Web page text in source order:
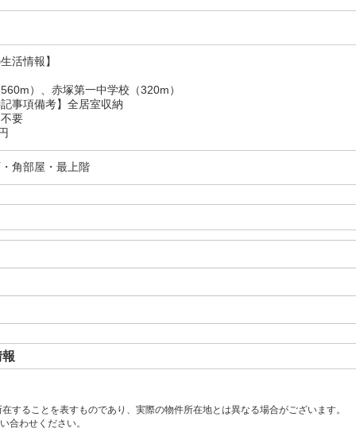
活情報】
）、赤塚第一中学校（320m）
事項備考】全居室収納
要
角部屋・最上階
することを表すものであり、実際の物件所在地とは異なる場合がございます。
合わせください。